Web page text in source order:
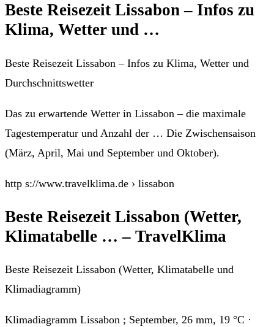
Beste Reisezeit Lissabon – Infos zu
Klima, Wetter und …
Beste Reisezeit Lissabon – Infos zu Klima, Wetter und
Durchschnittswetter
Das zu erwartende Wetter in Lissabon – die maximale
Tagestemperatur und Anzahl der … Die Zwischensaison
(März, April, Mai und September und Oktober).
http s://www.travelklima.de › lissabon
Beste Reisezeit Lissabon (Wetter,
Klimatabelle … – TravelKlima
Beste Reisezeit Lissabon (Wetter, Klimatabelle und
Klimadiagramm)
Klimadiagramm Lissabon ; September, 26 mm, 19 °C ·